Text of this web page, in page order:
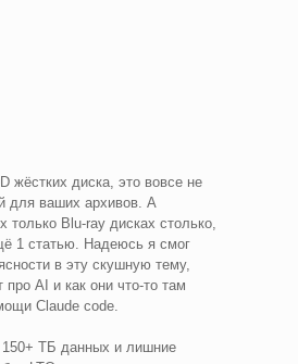
жёстких диска, это вовсе не
для ваших архивов. А
только Blu-ray дисках столько,
1 статью. Надеюсь я смог
в эту скушную тему,
про AI и как они что-то там
Claude code.
150+ ТБ данных и лишние